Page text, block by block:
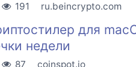
191 ru.beincrypto.com
для
недели
87 coinspot.io